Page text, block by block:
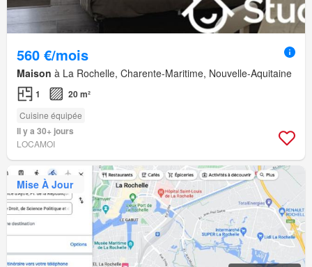
560 €/mois
Maison à La Rochelle, Charente-Maritime, Nouvelle-Aquitaine
1 20 m²
Cuisine équipée
Il y a 30+ jours
LOCAMOI
Mise À Jour